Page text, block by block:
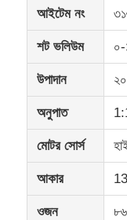
আইটেম নং
শট ভলিউম ০-
উপাদান
অনুপাত
মোটর সোর্স
আকার
ওজন